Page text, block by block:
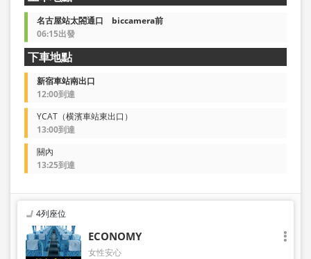
名古屋站太閤通口 biccamera前
06:15出發
下車地點
新宿車站南出口
12:00到達
YCAT（横濱車站東出口）
13:00到達
關內
13:25到達
4列座位
ECONOMY
女性安心